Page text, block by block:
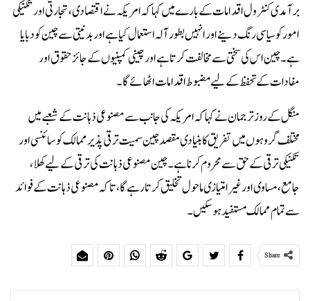
برآمدی کنٹرول اقدامات کے بارے میں کہا کہ امریکہ نے اقتصادی، تجارتی اور تکنیکی
امور کو سیاسی رنگ دینے اور انہیں بطور آلہ استعمال کیا ہے اور بدنیتی سے چین کو دبایا
ہے۔ چین اس کی سختی سے مخالفت کرتا ہے اور چینی کمپنیوں کے جائز حقوق اور
مفادات کے تحفظ کے لیے مضبوط اقدامات اٹھائے گا۔
منگل کے روزترجمان نے کہا کہ امریکہ کی جانب سے مصنوعی ذہانت کے شعبے میں
مختلف گروہوں میں تفریق کا بنیادی مقصد چین سمیت ترقی پذیر ممالک کو سائنسی اور
تکنیکی ترقی کے حق سے محروم کرنا ہے۔ چین مصنوعی ذہانت کی ترقی کے لیے کھلا،
جامع، مساوی اور غیر امتیازی ماحول تخلیق کرتا رہے گا، تاکہ مصنوعی ذہانت کے فوائد
سے تمام ممالک مستفید ہو سکیں۔
Share